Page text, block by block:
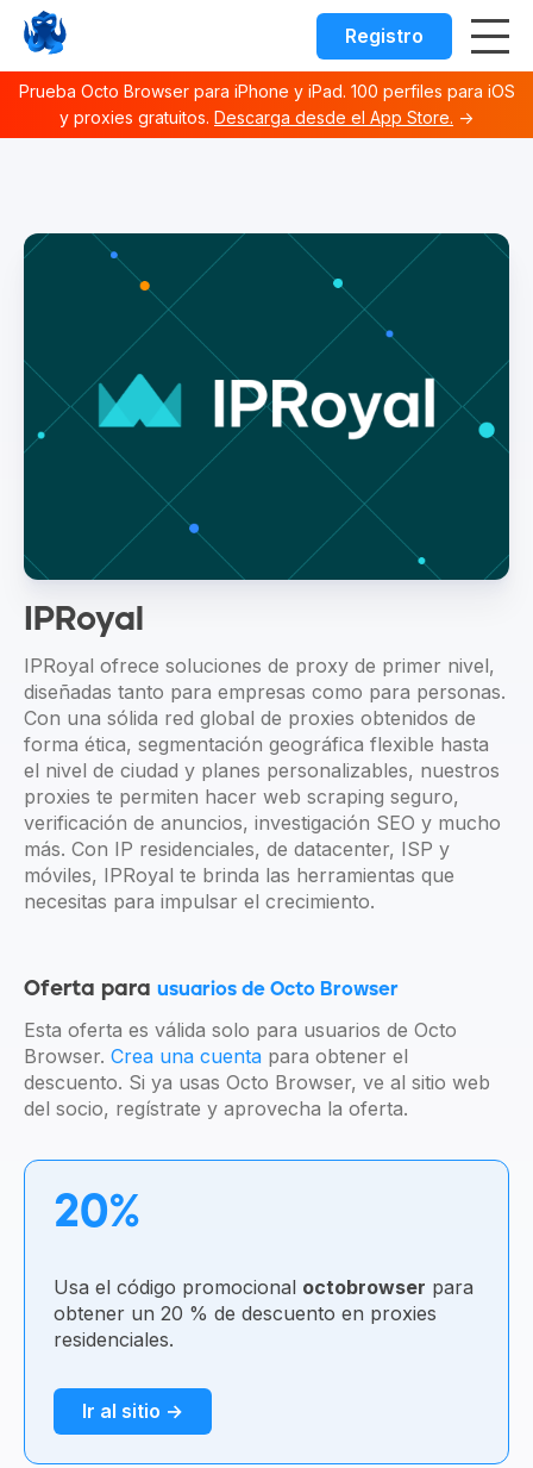
Prueba Octo Browser para iPhone y iPad. 100 perfiles para iOS
y proxies gratuitos. Descarga desde el App Store. →
Use this file to discover all available documentation
Registro
IPRoyal
IPRoyal ofrece soluciones de proxy de primer nivel,
diseñadas tanto para empresas como para personas.
Con una sólida red global de proxies obtenidos de
forma ética, segmentación geográfica flexible hasta
el nivel de ciudad y planes personalizables, nuestros
proxies te permiten hacer web scraping seguro,
verificación de anuncios, investigación SEO y mucho
más. Con IP residenciales, de datacenter, ISP y
móviles, IPRoyal te brinda las herramientas que
necesitas para impulsar el crecimiento.
Oferta para usuarios de Octo Browser
Esta oferta es válida solo para usuarios de Octo
Browser. Crea una cuenta para obtener el
descuento. Si ya usas Octo Browser, ve al sitio web
del socio, regístrate y aprovecha la oferta.
20%
Usa el código promocional octobrowser para
obtener un 20 % de descuento en proxies
residenciales.
Ir al sitio →